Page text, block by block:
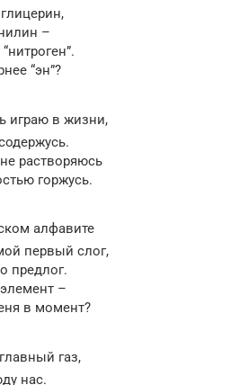
–
“эн”?
играю в жизни,
растворяюсь
горжусь.
алфавите
первый слог,
предлог.
–
в момент?
газ,
нас.